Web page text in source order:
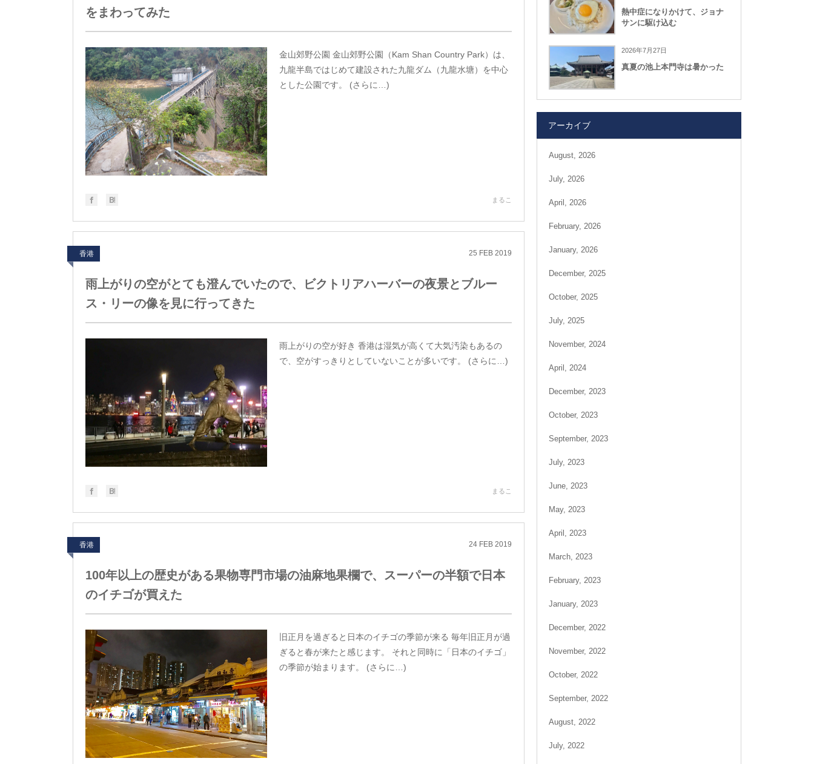
をまわってみた
金山郊野公園 金山郊野公園（Kam Shan Country Park）は、
九龍半島ではじめて建設された九龍ダム（九龍水塘）を中心
とした公園です。 (さらに…)
まるこ
香港 25 FEB 2019
雨上がりの空がとても澄んでいたので、ビクトリアハーバーの夜景とブルー
ス・リーの像を見に行ってきた
雨上がりの空が好き 香港は湿気が高くて大気汚染もあるの
で、空がすっきりとしていないことが多いです。 (さらに…)
まるこ
香港 24 FEB 2019
100年以上の歴史がある果物専門市場の油麻地果欄で、スーパーの半額で日本
のイチゴが買えた
旧正月を過ぎると日本のイチゴの季節が来る 毎年旧正月が過
ぎると春が来たと感じます。 それと同時に「日本のイチゴ」
の季節が始まります。 (さらに…)
熱中症になりかけて、ジョナ
サンに駆け込む
2026年7月27日
真夏の池上本門寺は暑かった
アーカイブ
August, 2026
July, 2026
April, 2026
February, 2026
January, 2026
December, 2025
October, 2025
July, 2025
November, 2024
April, 2024
December, 2023
October, 2023
September, 2023
July, 2023
June, 2023
May, 2023
April, 2023
March, 2023
February, 2023
January, 2023
December, 2022
November, 2022
October, 2022
September, 2022
August, 2022
July, 2022